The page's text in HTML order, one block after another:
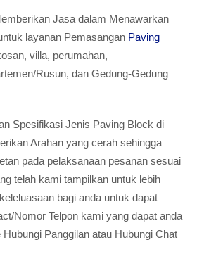
Jasa dalam Menawarkan
layanan Pemasangan Paving
villa, perumahan,
Rusun, dan Gedung-Gedung
Spesifikasi Jenis Paving Block di
Arahan yang cerah sehingga
pada pelaksanaan pesanan sesuai
telah kami tampilkan untuk lebih
bagi anda untuk dapat
Nomor Telpon kami yang dapat anda
Panggilan atau Hubungi Chat